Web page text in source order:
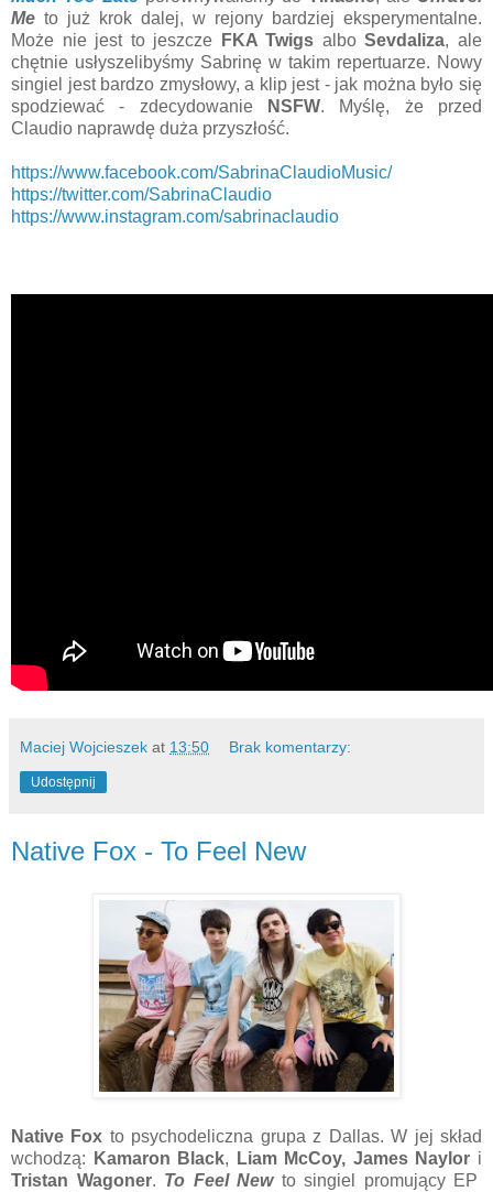
Me to już krok dalej, w rejony bardziej eksperymentalne.
Może nie jest to jeszcze
FKA Twigs alboSevdaliza, ale
chętnie usłyszelibyśmy Sabrinę w takim repertuarze. Nowy
singiel jest bardzo zmysłowy, a klip jest - jak można było się
spodziewać - zdecydowanie
NSFW. Myślę, że przed
Claudio naprawdę duża przyszłość.
https://www.facebook.com/SabrinaClaudioMusic/
https://twitter.com/SabrinaClaudio
https://www.instagram.com/sabrinaclaudio
Maciej Wojcieszek at 13:50 Brak komentarzy:
Udostępnij
Native Fox - To Feel New
Native Fox to psychodeliczna grupa z Dallas. W jej skład
wchodzą:
Kamaron Black, Liam McCoy, James Naylor i
Tristan Wagoner. To Feel Newto singiel promujący EP